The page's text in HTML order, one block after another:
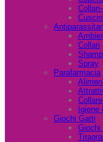
Antiparassitari
Collari
Spray
Parafarmacia
Igiene
Giochi Gatti
Giochi